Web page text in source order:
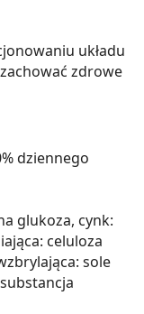
układu
zdrowe
dziennego
glukoza, cynk:
celuloza
sole